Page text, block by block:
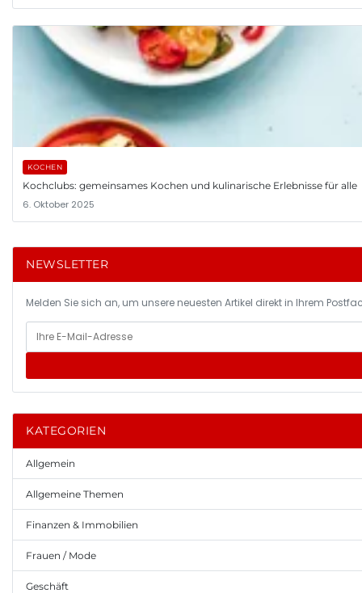
KOCHEN
Kochclubs: gemeinsames Kochen und kulinarische Erlebnisse für alle
6. Oktober 2025
NEWSLETTER
Melden Sie sich an, um unsere neuesten Artikel direkt in Ihrem
KATEGORIEN
Allgemein
Allgemeine Themen
Finanzen & Immobilien
Frauen / Mode
Geschäft